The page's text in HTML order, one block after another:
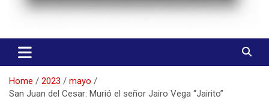
Gente Cultura y Pueblo
Home 2023
mayo
San Juan del Cesar: Murió el señor Jairo Vega “Jairito”